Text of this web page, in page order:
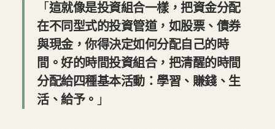
「 這就像是投資組合一樣，把資金分配
在不同型式的投資管道，如股票、債券
與現金，你得決定如何分配自己的時
間。好的時間投資組合，把清醒的時間
分配給四種基本活動：學習、賺錢、生
活、給予。 」